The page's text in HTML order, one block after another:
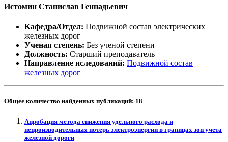
Истомин Станислав Геннадьевич
Кафедра/Отдел: Подвижной состав электрических
железных дорог
Ученая степень: Без ученой степени
Должность: Старший преподаватель
Направление иследований: Подвижной состав
железных дорог
Общее количество найденных публикаций: 18
Апробация метода снижения удельного расхода и
непроизводительных потерь электроэнергии в границах зон учета
железной дороги